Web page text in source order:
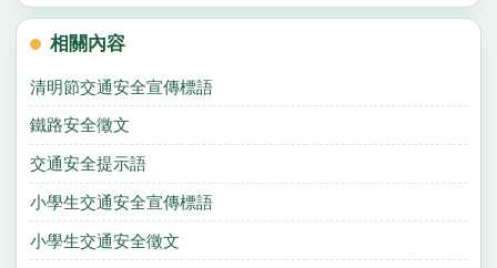
相關內容
清明節交通安全宣傳標語
鐵路安全徵文
交通安全提示語
小學生交通安全宣傳標語
小學生交通安全徵文